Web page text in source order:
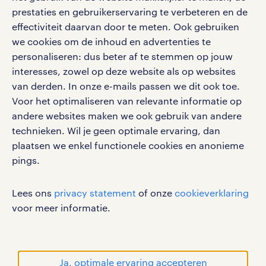
prestaties en gebruikerservaring te verbeteren en de
effectiviteit daarvan door te meten. Ook gebruiken
we cookies om de inhoud en advertenties te
personaliseren: dus beter af te stemmen op jouw
interesses, zowel op deze website als op websites
van derden. In onze e-mails passen we dit ook toe.
Voor het optimaliseren van relevante informatie op
andere websites maken we ook gebruik van andere
technieken. Wil je geen optimale ervaring, dan
plaatsen we enkel functionele cookies en anonieme
pings.
Lees ons privacy statement of onze cookieverklaring
voor meer informatie.
Ja, optimale ervaring accepteren
social media
Volg ons voor de leukste content omtrent
vacatures, solliciteren en inspiratie.
werken bij randstad
gebruikersvoorwaarden
privacystatement
cookies
handelsmerken van Randstad N.V.